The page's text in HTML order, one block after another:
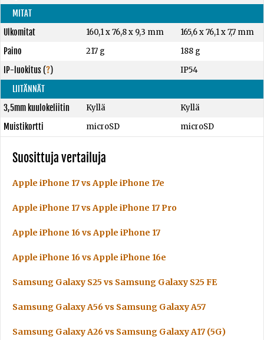
MITAT
Ulkomitat
160,1 x 76,8 x 9,3 mm
165,6 x 76,1 x 7,7 mm
Paino
217 g
188 g
IP-luokitus(?)
IP54
LIITÄNNÄT
3,5mm kuulokeliitin
Kyllä
Kyllä
Muistikortti
microSD microSD
Suosittuja vertailuja
Apple iPhone 17 vs Apple iPhone 17e
Apple iPhone 17 vs Apple iPhone 17 Pro
Apple iPhone 16 vs Apple iPhone 17
Apple iPhone 16 vs Apple iPhone 16e
Samsung Galaxy S25 vs Samsung Galaxy S25 FE
Samsung Galaxy A56 vs Samsung Galaxy A57
Samsung Galaxy A26 vs Samsung Galaxy A17 (5G)